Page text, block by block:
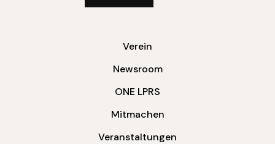
Verein
Newsroom
ONE LPRS
Mitmachen
Veranstaltungen